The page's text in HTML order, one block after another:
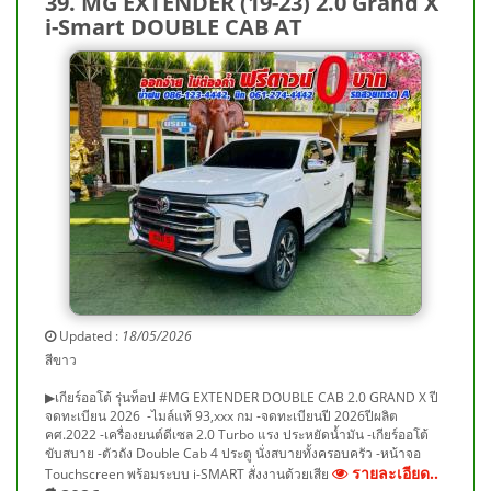
i-Smart DOUBLE CAB AT
Updated : 18/05/2026
สีขาว
▶เกียร์ออโต้ รุ่นท็อป #MG EXTENDER DOUBLE CAB 2.0 GRAND X ปี
จดทะเบียน 2026 -ไมล์แท้ 93,xxx กม -จดทะเบียนปี 2026ปีผลิต
คศ.2022 -เครื่องยนต์ดีเซล 2.0 Turbo แรง ประหยัดน้ำมัน -เกียร์ออโต้
ขับสบาย -ตัวถัง Double Cab 4 ประตู นั่งสบายทั้งครอบครัว -หน้าจอ
Touchscreen พร้อมระบบ i-SMART สั่งงานด้วยเสีย
รายละเอียด..